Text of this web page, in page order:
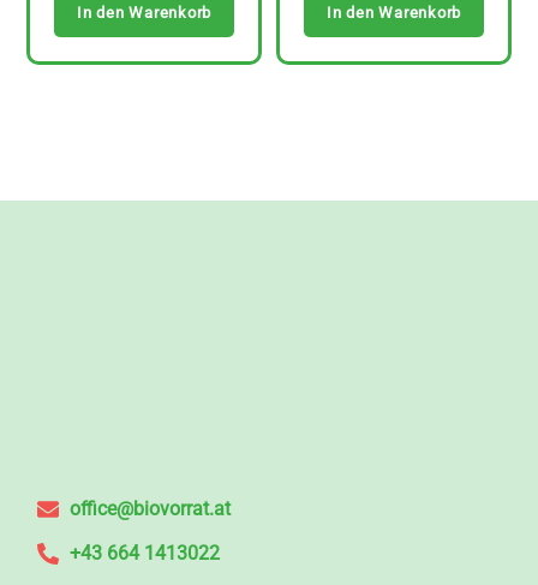
In den Warenkorb In den Warenkorb
office@biovorrat.at
+43 664 1413022